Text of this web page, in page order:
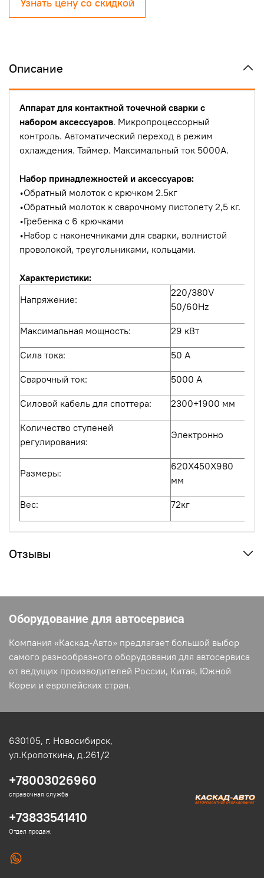
Описание
Аппарат для контактной точечной сварки с
набором аксессуаров. Микропроцессорный
контроль. Автоматический переход в режим
охлаждения. Таймер. Максимальный ток 5000А.
Набор принадлежностей и аксессуаров:
•Обратный молоток с крючком 2.5кг
•Обратный молоток к сварочному пистолету 2,5 кг.
•Гребенка с 6 крючками
•Набор с наконечниками для сварки, волнистой
проволокой, треугольниками, кольцами.
Характеристики:
Напряжение:
220/380V
50/60Hz
Максимальная мощность: 29 кВт
Сила тока: 50 A
Сварочный ток: 5000 A
Силовой кабель для споттера: 2300+1900 мм
Количество ступеней
регулирования:
Электронно
Размеры:
620X450X980
мм
Вес: 72кг
Отзывы
Оборудование для автосервиса
Компания «Каскад-Авто» предлагает большой выбор
самого разнообразного оборудования для автосервиса
от ведущих производителей России, Китая, Южной
Кореи и европейских стран.
630105, г. Новосибирск,
ул.Кропоткина, д.261/2
+78003026960
справочная служба
+73833541410
Отдел продаж